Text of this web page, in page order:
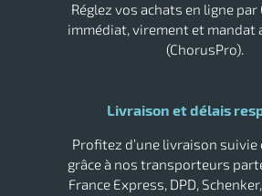
Réglez vos achats en ligne par
immédiat, virement et
(ChorusPro).
Livraison et délais
Profitez d’une livraison suivie
grâce à nos transporteurs
France Express, DPD,